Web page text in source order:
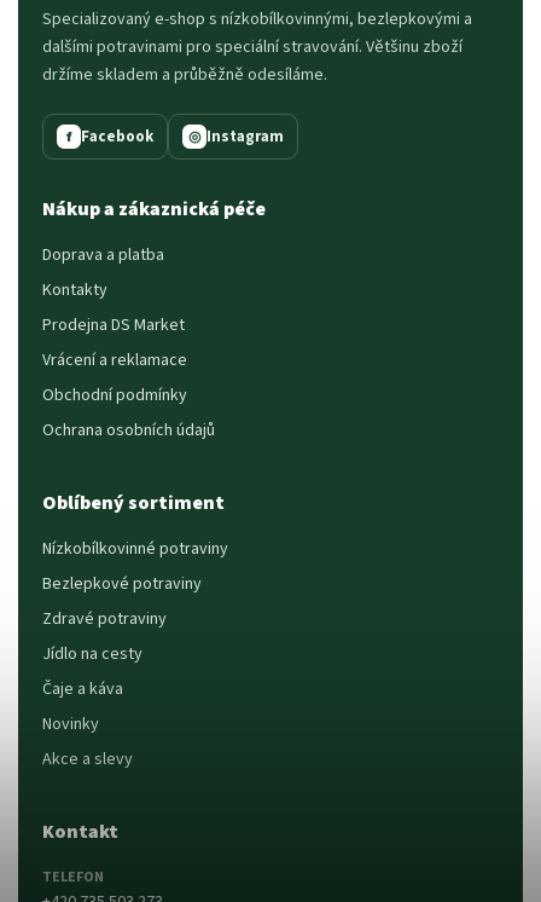
Specializovaný e-shop s nízkobílkovinnými, bezlepkovými a
dalšími potravinami pro speciální stravování. Většinu zboží
držíme skladem a průběžně odesíláme.
f Facebook ◎ Instagram
Nákup a zákaznická péče
Doprava a platba
Kontakty
Prodejna DS Market
Vrácení a reklamace
Obchodní podmínky
Ochrana osobních údajů
Oblíbený sortiment
Nízkobílkovinné potraviny
Bezlepkové potraviny
Zdravé potraviny
Jídlo na cesty
Čaje a káva
Novinky
Akce a slevy
Kontakt
TELEFON